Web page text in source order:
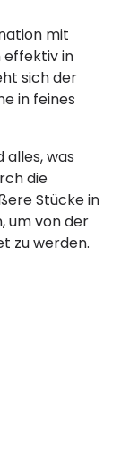
mit
effektiv in
sich der
in feines
alles, was
die
Stücke in
um von der
zu werden.